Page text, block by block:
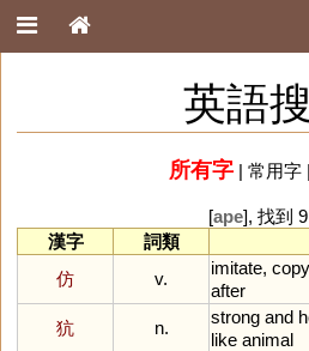
英語
所有字| 常用字|
[ape], 找到
漢字
詞類
仿
v.
imitate, copy
after
犺
n.
strong and
like animal